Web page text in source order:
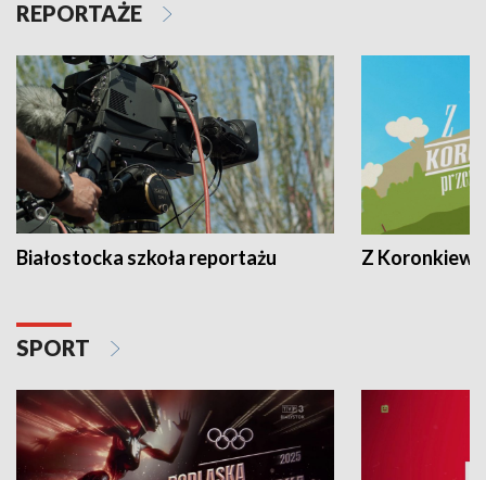
REPORTAŻE
Białostocka szkoła reportażu Z
SPORT